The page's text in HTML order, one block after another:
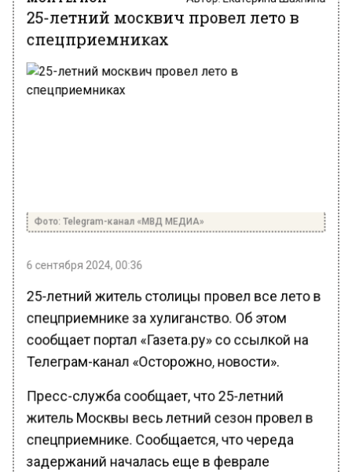
25-летний москвич провел лето в
спецприемниках
Фото: Telegram-канал «МВД МЕДИА»
6 сентября 2024, 00:36
25-летний житель столицы провел все лето в
спецприемнике за хулиганство. Об этом
сообщает портал «Газета.ру» со ссылкой на
Телеграм-канал «Осторожно, новости».
Пресс-служба сообщает, что 25-летний
житель Москвы весь летний сезон провел в
спецприемнике. Сообщается, что череда
задержаний началась еще в феврале